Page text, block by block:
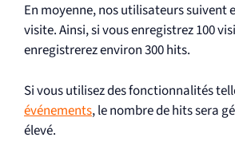
En moyenne, nos utilisateurs suivent
visite. Ainsi, si vous enregistrez 100
enregistrerez environ 300 hits.
Si vous utilisez des fonctionnalités
événements, le nombre de hits sera
élevé.